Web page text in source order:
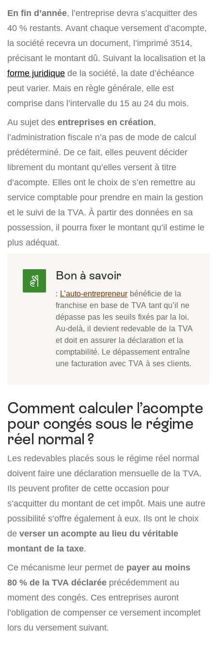
En fin d’année, l’entreprise devra s’acquitter des
40 % restants. Avant chaque versement d’acompte,
la société recevra un document, l’imprimé 3514,
précisant le montant dû. Suivant la localisation et la
forme juridique de la société, la date d’échéance
peut varier. Mais en règle générale, elle est
comprise dans l’intervalle du 15 au 24 du mois.
Au sujet des entreprises en création,
l’administration fiscale n’a pas de mode de calcul
prédéterminé. De ce fait, elles peuvent décider
librement du montant qu’elles versent à titre
d’acompte. Elles ont le choix de s’en remettre au
service comptable pour prendre en main la gestion
et le suivi de la TVA. À partir des données en sa
possession, il pourra fixer le montant qu’il estime le
plus adéquat.
Bon à savoir
: L’auto-entrepreneur bénéficie de la
franchise en base de TVA tant qu’il ne
dépasse pas les seuils fixés par la loi.
Au-delà, il devient redevable de la TVA
et doit en assurer la déclaration et la
comptabilité. Le dépassement entraîne
une facturation avec TVA à ses clients.
Comment calculer l’acompte
pour congés sous le régime
réel normal ?
Les redevables placés sous le régime réel normal
doivent faire une déclaration mensuelle de la TVA.
Ils peuvent profiter de cette occasion pour
s’acquitter du montant de cet impôt. Mais une autre
possibilité s’offre également à eux. Ils ont le choix
de verser un acompte au lieu du véritable
montant de la taxe.
Ce mécanisme leur permet de payer au moins
80 % de la TVA déclarée précédemment au
moment des congés. Ces entreprises auront
l’obligation de compenser ce versement incomplet
lors du versement suivant.